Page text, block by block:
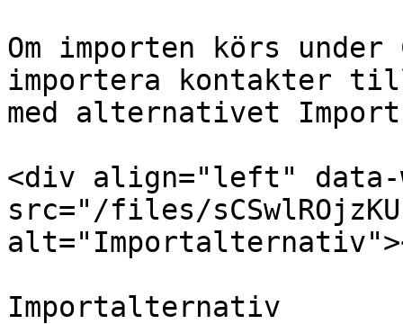
Om importen körs
importera kontakter
med alternativet
<div align="left" data-
src="/files/
Importalternativ